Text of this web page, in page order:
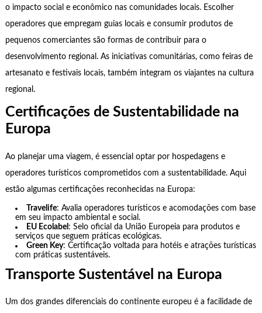
o impacto social e econômico nas comunidades locais. Escolher
operadores que empregam guias locais e consumir produtos de
pequenos comerciantes são formas de contribuir para o
desenvolvimento regional. As iniciativas comunitárias, como feiras de
artesanato e festivais locais, também integram os viajantes na cultura
regional.
Certificações de Sustentabilidade na
Europa
Ao planejar uma viagem, é essencial optar por hospedagens e
operadores turísticos comprometidos com a sustentabilidade. Aqui
estão algumas certificações reconhecidas na Europa:
Travelife: Avalia operadores turísticos e acomodações com base
em seu impacto ambiental e social.
EU Ecolabel : Selo oficial da União Europeia para produtos e
serviços que seguem práticas ecológicas.
Green Key: Certificação voltada para hotéis e atrações turísticas
com práticas sustentáveis.
Transporte Sustentável na Europa
Um dos grandes diferenciais do continente europeu é a facilidade de